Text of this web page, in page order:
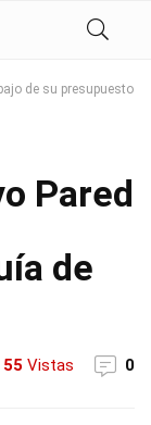
de su presupuesto
Pared
de
55 Vistas 0